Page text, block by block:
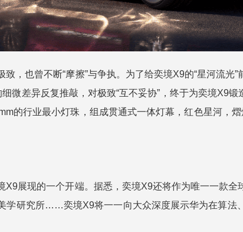
，也曾不断“摩擦”与争执。为了给奕境X9的“星河流
微差异反复推敲，对极致“互不妥协”，终于为奕境X9
的行业最小灯珠，组成贯通式一体灯幕，红色星河
展现的一个开端。据悉，奕境X9还将作为唯一一款
学研究所……奕境X9将一一向大众深度展示华为在算法